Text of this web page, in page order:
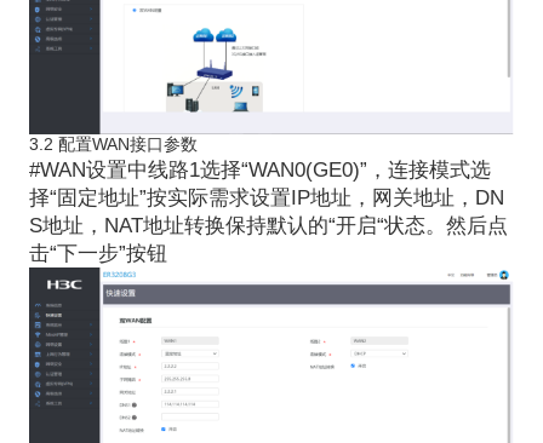
3.2 配置WAN接口参数
#WAN设置中线路1选择“WAN0(GE0)”，连接模式选
择“固定地址”按实际需求设置IP地址 ，网关地址， DN
S地址 ， NAT地址转换保持默认 的“开启“状态。然后点
击“下一步”按钮